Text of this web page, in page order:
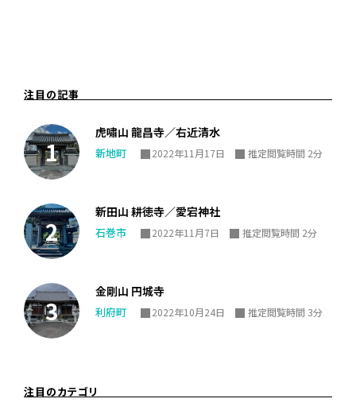
注目の記事
虎嘯山 龍昌寺／右近清水
新地町 2022年11月17日 推定閲覧時間 2分
新田山 耕徳寺／愛宕神社
石巻市 2022年11月7日 推定閲覧時間 2分
金剛山 円城寺
利府町 2022年10月24日 推定閲覧時間 3分
注目のカテゴリ